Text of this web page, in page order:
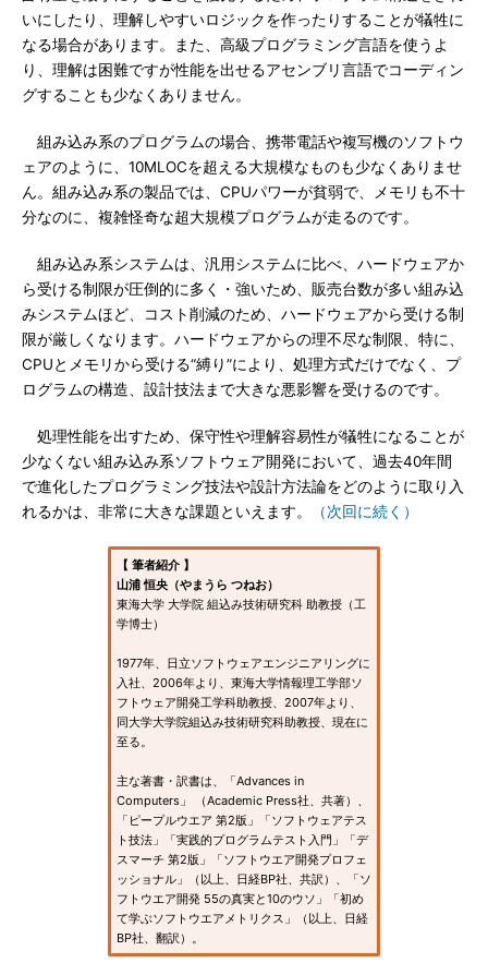
いにしたり、理解しやすいロジックを作ったりすることが犠牲に
なる場合があります。また、高級プログラミング言語を使うよ
り、理解は困難ですが性能を出せるアセンブリ言語でコーディン
グすることも少なくありません。
組み込み系のプログラムの場合、携帯電話や複写機のソフトウ
ェアのように、10MLOCを超える大規模なものも少なくありませ
ん。組み込み系の製品では、CPUパワーが貧弱で、メモリも不十
分なのに、複雑怪奇な超大規模プログラムが走るのです。
組み込み系システムは、汎用システムに比べ、ハードウェアか
ら受ける制限が圧倒的に多く・強いため、販売台数が多い組み込
みシステムほど、コスト削減のため、ハードウェアから受ける制
限が厳しくなります。ハードウェアからの理不尽な制限、特に、
CPUとメモリから受ける“縛り”により、処理方式だけでなく、プ
ログラムの構造、設計技法まで大きな悪影響を受けるのです。
処理性能を出すため、保守性や理解容易性が犠牲になることが
少なくない組み込み系ソフトウェア開発において、過去40年間
で進化したプログラミング技法や設計方法論をどのように取り入
れるかは、非常に大きな課題といえます。
（次回に続く）
【 筆者紹介 】
山浦 恒央（やまうら つねお）
東海大学 大学院 組込み技術研究科 助教授（工
学博士）
1977年、日立ソフトウェアエンジニアリングに
入社、2006年より、東海大学情報理工学部ソ
フトウェア開発工学科助教授、2007年より、
同大学大学院組込み技術研究科助教授、現在に
至る。
主な著書・訳書は、「Advances in
Computers」 （Academic Press社、共著）、
「ピープルウエア 第2版」「ソフトウェアテス
ト技法」「実践的プログラムテスト入門」「デ
スマーチ 第2版」「ソフトウエア開発プロフェ
ッショナル」（以上、日経BP社、共訳）、「ソ
フトウエア開発 55の真実と10のウソ」「初め
て学ぶソフトウエアメトリクス」（以上、日経
BP社、翻訳）。